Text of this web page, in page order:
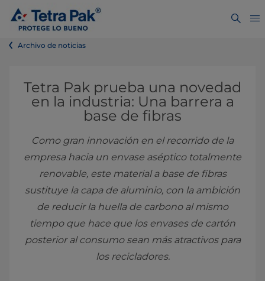
Archivo de noticias
Tetra Pak prueba una novedad
en la industria: Una barrera a
base de fibras
Como gran innovación en el recorrido de la
empresa hacia un envase aséptico totalmente
renovable, este material a base de fibras
sustituye la capa de aluminio, con la ambición
de reducir la huella de carbono al mismo
tiempo que hace que los envases de cartón
posterior al consumo sean más atractivos para
los recicladores.